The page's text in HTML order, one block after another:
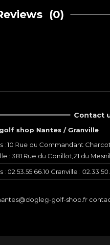
(0)
Contact
shop Nantes / Granville
: 10 Rue du Commandant
: 381 Rue du Conillot,ZI du
: 02.53.55.66.10 Granville :
golf-shop.fr